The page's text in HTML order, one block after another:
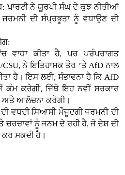
ਨੇ ਯੂਰਪੀ ਸੰਘ ਦੇ ਕੁਝ ਨੀਤੀਆਂ
ਦੀ ਸੰਪ੍ਰਭੂਤਾ ਨੂੰ ਵਧਾਉਣ ਦੀ
ਵਾਧਾ ਕੀਤਾ ਹੈ, ਪਰ ਪਰੰਪਰਾਗਤ
ਨੇ ਇਤਿਹਾਸਕ ਤੌਰ ’ਤੇ AfD ਨਾਲ
ਹੈ। ਇਸ ਲਈ, ਸੰਭਾਵਨਾ ਹੈ ਕਿ AfD
ਕੰਮ ਕਰੇਗੀ, ਜਿੱਥੇ ਇਹ ਨਵੀਂ ਸਰਕਾਰ
ਅਤੇ ਆਲੋਚਨਾ ਕਰੇਗੀ।
ਵਧਦੀ ਸਿਆਸੀ ਮੌਜੂਦਗੀ ਜਰਮਨੀ ਦੀ
ਚਰਚਾਵਾਂ ਨੂੰ ਜਨਮ ਦੇ ਰਹੀ ਹੈ, ਜੋ ਦੇਸ਼ ਦੀ
ਕਰ ਸਕਦੀ ਹੈ।